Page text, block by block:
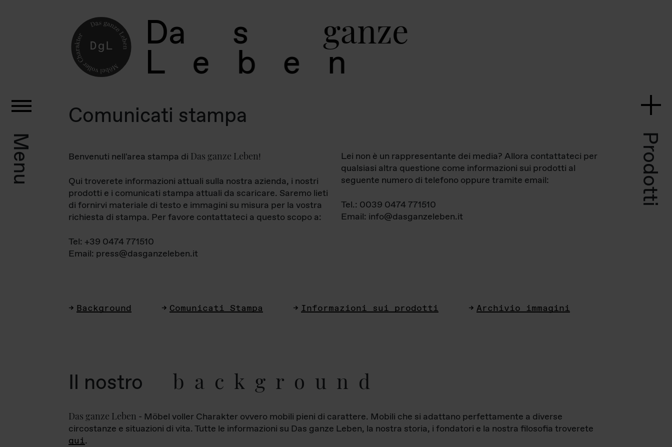
Da s ganz
L e b e
Menu Prodotti
Comunicati stampa
Benvenuti nell'area stampa di Das ganze Leben!
Qui troverete informazioni attuali sulla nostra azienda, i nostri
prodotti e i comunicati stampa attuali da scaricare. Saremo lieti
di fornirvi materiale di testo e immagini su misura per la vostra
richiesta di stampa. Per favore contattateci a questo scopo a:
Tel: +39 0474 771510
Email: press@dasganzeleben.it
Lei non è un rappresentante dei media? Allora contattateci per
qualsiasi altra questione come informazioni sui prodotti al
seguente numero di telefono oppure tramite email:
Tel.: 0039 0474 771510
Email: info@dasganzeleben.it
Background Comunicati Stampa Informazioni sui prodotti Archivio immagini
Il nostro background
Das ganze Leben - Möbel voller Charakter ovvero mobili pieni di carattere. Mobili che si adattano perfettamente a diverse
circostanze e situazioni di vita. Tutte le informazioni su Das ganze Leben, la nostra storia, i fondatori e la nostra filosofia troverete
qui.